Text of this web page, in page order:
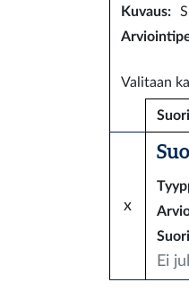
Kuvaus:
Valitaan
x
Ei